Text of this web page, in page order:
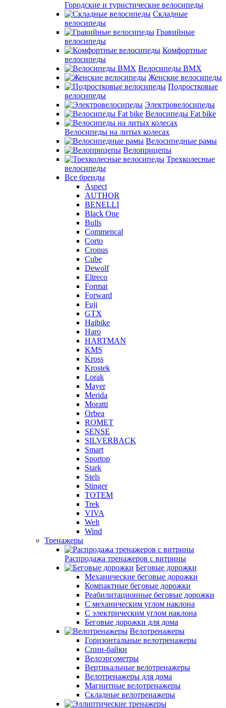
Городские и туристические велосипеды
Складные
велосипеды
Гравийные
велосипеды
Комфортные
велосипеды
Велосипеды BMX
Женские велосипеды
Подростковые
велосипеды
Электровелосипеды
Велосипеды Fat bike
Велосипеды на литых колесах
Велосипедные рамы
Велоприцепы
Трехколесные
велосипеды
Все бренды
Aspect
AUTHOR
BENELLI
Black One
Bulls
Commencal
Corto
Cronus
Cube
Dewolf
Eltreco
Format
Forward
Fuji
GTX
Haibike
Haro
HARTMAN
KMS
Kross
Krostek
Lorak
Mayer
Merida
Moratti
Orbea
ROMET
SENSE
SILVERBACK
Smart
Sportop
Stark
Stels
Stinger
TOTEM
Trek
VIVA
Welt
Wind
Тренажеры
Распродажа тренажеров с витрины
Беговые дорожки
Механические беговые дорожки
Компактные беговые дорожки
Реабилитационные беговые дорожки
С механическим углом наклона
С электрическим углом наклона
Беговые дорожки для дома
Велотренажеры
Горизонтальные велотренажеры
Спин-байки
Велоэргометры
Вертикальные велотренажеры
Велотренажеры для дома
Магнитные велотренажеры
Складные велотренажеры